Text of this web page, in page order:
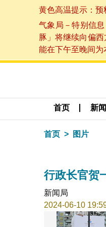
黄色高温提示：
气象局－特别信
豚」将继续向偏
能在下午至晚间
首页 新闻
首页 图片
行政长官贺
新闻局
2024-06-10